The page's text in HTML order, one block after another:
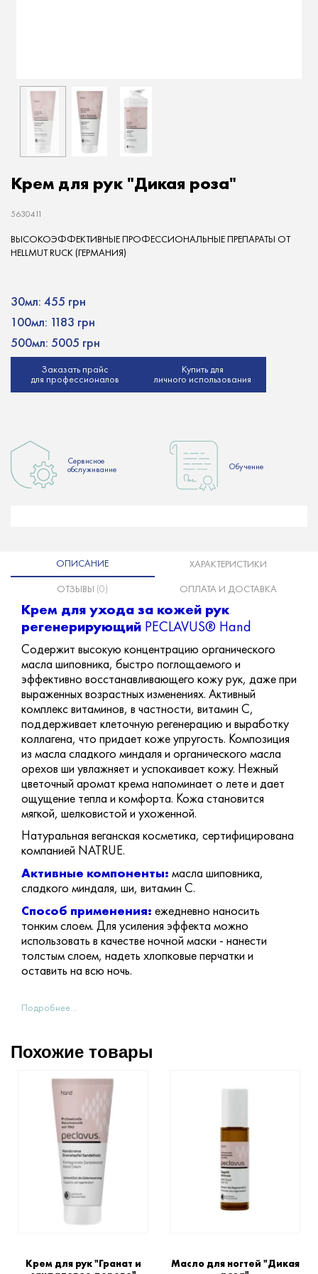
Крем для рук "Дикая роза"
5630411
ВЫСОКОЭФФЕКТИВНЫЕ ПРОФЕССИОНАЛЬНЫЕ ПРЕПАРАТЫ ОТ
HELLMUT RUCK (ГЕРМАНИЯ)
30мл: 455 грн
100мл: 1183 грн
500мл: 5005 грн
Заказать прайс
для профессионалов
Купить для
личного использования
Сервисное
обслуживание
Обучение
ОПИСАНИЕ ХАРАКТЕРИСТИКИ
ОТЗЫВЫ (0) ОПЛАТА И ДОСТАВКА
Крем для ухода за кожей рук
регенерирующий PECLAVUS® Hand
Содержит высокую концентрацию органического
масла шиповника, быстро поглощаемого и
эффективно восстанавливающего кожу рук, даже при
выраженных возрастных изменениях. Активный
комплекс витаминов, в частности, витамин С,
поддерживает клеточную регенерацию и выработку
коллагена, что придает коже упругость. Композиция
из масла сладкого миндаля и органического масла
орехов ши увлажняет и успокаивает кожу. Нежный
цветочный аромат крема напоминает о лете и дает
ощущение тепла и комфорта. Кожа становится
мягкой, шелковистой и ухоженной.
Натуральная веганская косметика, сертифицирована
компанией NATRUE.
Активные компоненты: масла шиповника,
сладкого миндаля, ши, витамин С.
Способ применения: ежедневно наносить
тонким слоем. Для усиления эффекта можно
использовать в качестве ночной маски - нанести
толстым слоем, надеть хлопковые перчатки и
оставить на всю ночь.
Подробнее...
Похожие товары
Крем для рук "Гранат и
Масло для ногтей "Дикая